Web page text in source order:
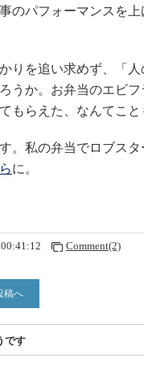
のパフォーマンスを
りを追い求めず、「
うか。お弁当のエビ
もらえた、なんてこと
。私の弁当でロブス
に。
Comment(2)
稿へ
です